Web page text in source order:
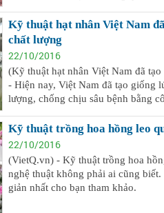
Kỹ thuật hạt nhân Việt Nam
chất lượng
22/10/2016
(Kỹ thuật hạt nhân Việt Nam đã
- Hiện nay, Việt Nam đã tạo giống
lượng, chống chịu sâu bệnh bằng
Kỹ thuật trồng hoa hồng leo
22/10/2016
(VietQ.vn) - Kỹ thuật trồng hoa
nghệ thuật không phải ai cũng
giản nhất cho bạn tham khảo.
- 0868 153579 cho
thuê xe du lịch đà nẵng,
thuê nhà
Chúng tôi